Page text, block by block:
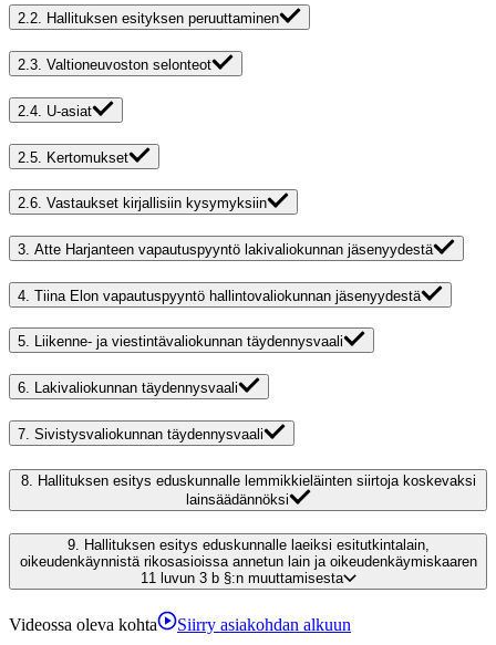
2.2. Hallituksen esityksen peruuttaminen
2.3. Valtioneuvoston selonteot
2.4. U-asiat
2.5. Kertomukset
2.6. Vastaukset kirjallisiin kysymyksiin
3. Atte Harjanteen vapautuspyyntö lakivaliokunnan jäsenyydestä
4. Tiina Elon vapautuspyyntö hallintovaliokunnan jäsenyydestä
5. Liikenne- ja viestintävaliokunnan täydennysvaali
6. Lakivaliokunnan täydennysvaali
7. Sivistysvaliokunnan täydennysvaali
8. Hallituksen esitys eduskunnalle lemmikkieläinten siirtoja koskevaksi
lainsäädännöksi
9. Hallituksen esitys eduskunnalle laeiksi esitutkintalain,
oikeudenkäynnistä rikosasioissa annetun lain ja oikeudenkäymiskaaren
11 luvun 3 b §:n muuttamisesta
Videossa oleva kohta Siirry asiakohdan alkuun